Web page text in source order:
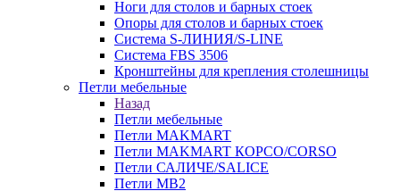
Ноги для столов и барных стоек
Опоры для столов и барных стоек
Система S-ЛИНИЯ/S-LINE
Система FBS 3506
Кронштейны для крепления столешницы
Петли мебельные
Назад
Петли мебельные
Петли MAKMART
Петли MAKMART КОРСО/CORSO
Петли САЛИЧЕ/SALICE
Петли MB2